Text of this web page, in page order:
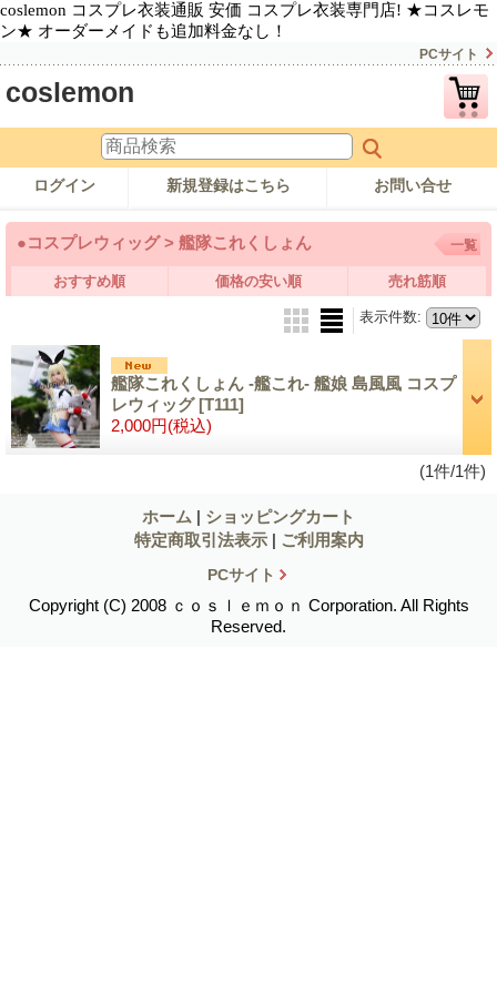
coslemon コスプレ衣装通販 安価 コスプレ衣装専門店! ★コスレモ
ン★ オーダーメイドも追加料金なし！
PCサイト
coslemon
ログイン 新規登録はこちら お問い合せ
●コスプレウィッグ > 艦隊これくしょん 一覧
おすすめ順 価格の安い順 売れ筋順
表示件数:
艦隊これくしょん -艦これ- 艦娘 島風風 コスプ
レウィッグ[T111]
2,000円(税込)
(1件/1件)
ホーム | ショッピングカート
特定商取引法表示 | ご利用案内
PCサイト
Copyright (C) 2008 ｃｏｓｌｅｍｏｎ Corporation. All Rights
Reserved.